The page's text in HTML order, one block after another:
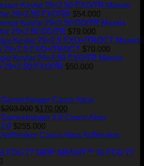
Maxxis
29×2.50 EXO/TR $54.000
Maxxis
29×2.50 DD/TR $79.000
Maxxis
29×2.5 EXO+/TR/3CT $70.000
Maxxis
29×2.50 EXO/TR $50.000
Casco Abus
$203.000 El
precio
original
era:
$170.000
precio
es:
Casco Abus
$255.000
Casco Abus AirBreaker
GRANIT™ SLEDG 77